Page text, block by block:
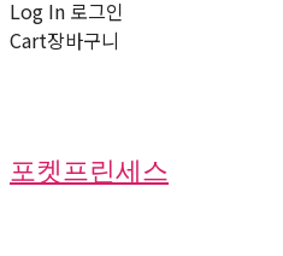
Log In 로그인
Cart장바구니
포켓프린세스